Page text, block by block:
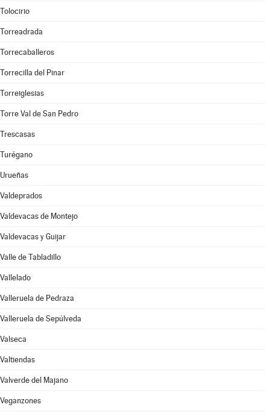
Tolocirio
Torreadrada
Torrecaballeros
Torrecilla del Pinar
Torreiglesias
Torre Val de San Pedro
Trescasas
Turégano
Urueñas
Valdeprados
Valdevacas de Montejo
Valdevacas y Guijar
Valle de Tabladillo
Vallelado
Valleruela de Pedraza
Valleruela de Sepúlveda
Valseca
Valtiendas
Valverde del Majano
Veganzones